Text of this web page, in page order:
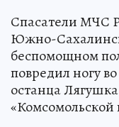
Спасатели МЧС
Южно-
беспомощном
повредил ногу
останца
«Комсомольской